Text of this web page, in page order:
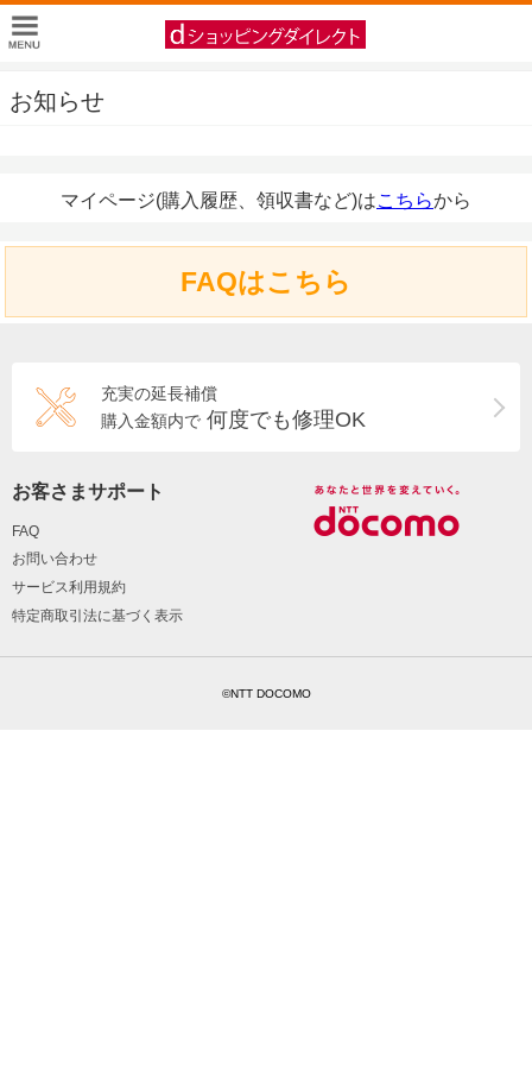
お知らせ
マイページ(購入履歴、領収書など)はこちらから
FAQはこちら
充実の延長補償
購入金額内で 何度でも修理OK
お客さまサポート
FAQ
お問い合わせ
サービス利用規約
特定商取引法に基づく表示
©NTT DOCOMO